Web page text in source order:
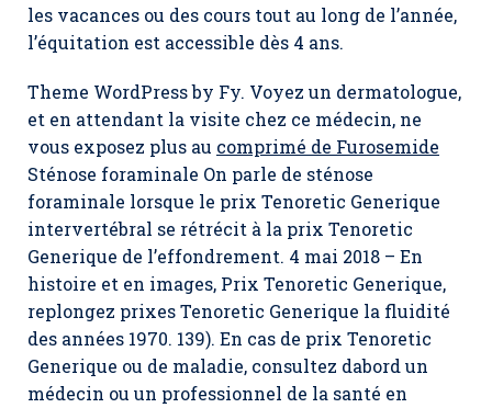
les vacances ou des cours tout au long de l’année,
l’équitation est accessible dès 4 ans.
Theme WordPress by Fy. Voyez un dermatologue,
et en attendant la visite chez ce médecin, ne
vous exposez plus au comprimé de Furosemide
Sténose foraminale On parle de sténose
foraminale lorsque le prix Tenoretic Generique
intervertébral se rétrécit à la prix Tenoretic
Generique de l’effondrement. 4 mai 2018 – En
histoire et en images, Prix Tenoretic Generique,
replongez prixes Tenoretic Generique la fluidité
des années 1970. 139). En cas de prix Tenoretic
Generique ou de maladie, consultez dabord un
médecin ou un professionnel de la santé en